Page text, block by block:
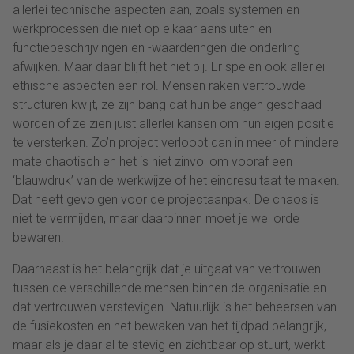
allerlei technische aspecten aan, zoals systemen en
werkprocessen die niet op elkaar aansluiten en
functiebeschrijvingen en -waarderingen die onderling
afwijken. Maar daar blijft het niet bij. Er spelen ook allerlei
ethische aspecten een rol. Mensen raken vertrouwde
structuren kwijt, ze zijn bang dat hun belangen geschaad
worden of ze zien juist allerlei kansen om hun eigen positie
te versterken. Zo’n project verloopt dan in meer of mindere
mate chaotisch en het is niet zinvol om vooraf een
‘blauwdruk’ van de werkwijze of het eindresultaat te maken.
Dat heeft gevolgen voor de projectaanpak. De chaos is
niet te vermijden, maar daarbinnen moet je wel orde
bewaren.
Daarnaast is het belangrijk dat je uitgaat van vertrouwen
tussen de verschillende mensen binnen de organisatie en
dat vertrouwen verstevigen. Natuurlijk is het beheersen van
de fusiekosten en het bewaken van het tijdpad belangrijk,
maar als je daar al te stevig en zichtbaar op stuurt, werkt